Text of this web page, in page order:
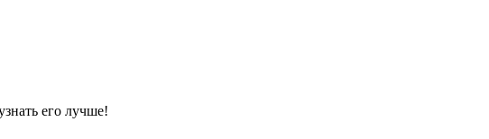
его лучше!